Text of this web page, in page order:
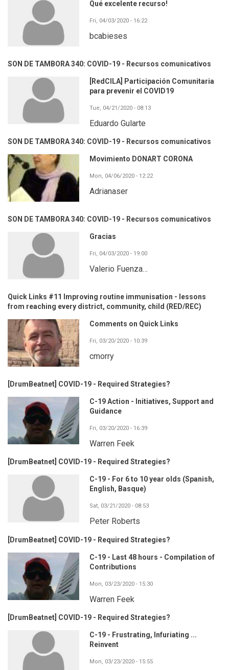
Qué excelente recurso!
Fri, 04/03/2020 - 16:22
bcabieses
SON DE TAMBORA 340: COVID-19 - Recursos comunicativos
[RedCILA] Participación Comunitaria
para prevenir el COVID19
Tue, 04/21/2020 - 08:13
Eduardo Gularte
SON DE TAMBORA 340: COVID-19 - Recursos comunicativos
Movimiento DONART CORONA
Mon, 04/06/2020 - 12:22
Adrianaser
SON DE TAMBORA 340: COVID-19 - Recursos comunicativos
Gracias
Fri, 04/03/2020 - 19:00
Valerio Fuenza…
Quick Links #11 Improving routine immunisation - lessons
from reaching every district, community, child (RED/REC)
Comments on Quick Links
Fri, 03/20/2020 - 10:39
cmorry
[DrumBeatnet] COVID-19 - Required Strategies?
C-19 Action - Initiatives, Support and
Guidance
Fri, 03/20/2020 - 16:39
Warren Feek
[DrumBeatnet] COVID-19 - Required Strategies?
C-19 - For 6 to 10 year olds (Spanish,
English, Basque)
Sat, 03/21/2020 - 08:53
Peter Roberts
[DrumBeatnet] COVID-19 - Required Strategies?
C-19 - Last 48 hours - Compilation of
Contributions
Mon, 03/23/2020 - 15:30
Warren Feek
[DrumBeatnet] COVID-19 - Required Strategies?
C-19 - Frustrating, Infuriating ...
Reinvent
Mon, 03/23/2020 - 15:55